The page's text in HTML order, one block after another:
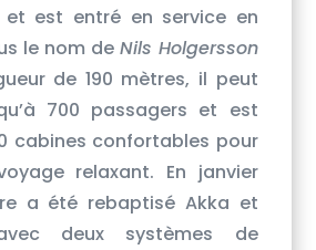
et est entré en service en
le nom de Nils Holgersson
de 190 mètres, il peut
700 passagers et est
cabines confortables pour
relaxant. En janvier
a été rebaptisé Akka et
deux systèmes de